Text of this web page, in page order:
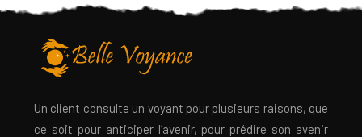
Un client consulte un voyant pour plusieurs raisons, que
ce soit pour anticiper l’avenir, pour prédire son avenir